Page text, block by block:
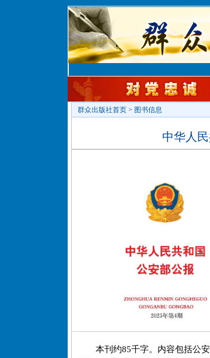
群众出版社首页 > 图书信息
中华人
本刊约85千字。内容包括公